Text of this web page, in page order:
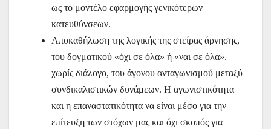
ως το μοντέλο εφαρμογής γενικότερων
κατευθύνσεων.
Αποκαθήλωση της λογικής της στείρας άρνησης,
του δογματικού «όχι σε όλα» ή «ναι σε όλα».
χωρίς διάλογο, του άγονου ανταγωνισμού μεταξύ
συνδικαλιστικών δυνάμεων. Η αγωνιστικότητα
και η επαναστατικότητα να είναι μέσο για την
επίτευξη των στόχων μας και όχι σκοπός για